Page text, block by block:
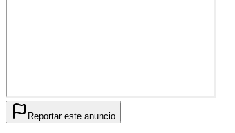
Reportar este anuncio